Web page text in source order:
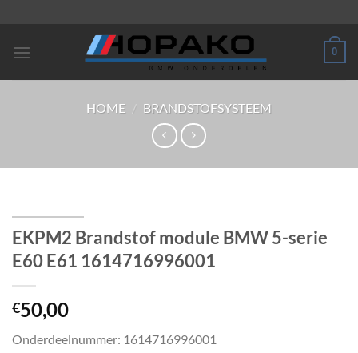
inhoud
0
HOME / BRANDSTOFSYSTEEM
EKPM2 Brandstof module BMW 5-serie
E60 E61 1614716996001
€50,00
Onderdeelnummer: 1614716996001